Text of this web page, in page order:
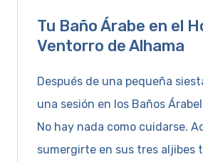
Tu Baño Árabe en el
Ventorro de Alhama
Después de una pequeña
una sesión en los Baños
No hay nada como cuidarse.
sumergirte en sus tres aljibes